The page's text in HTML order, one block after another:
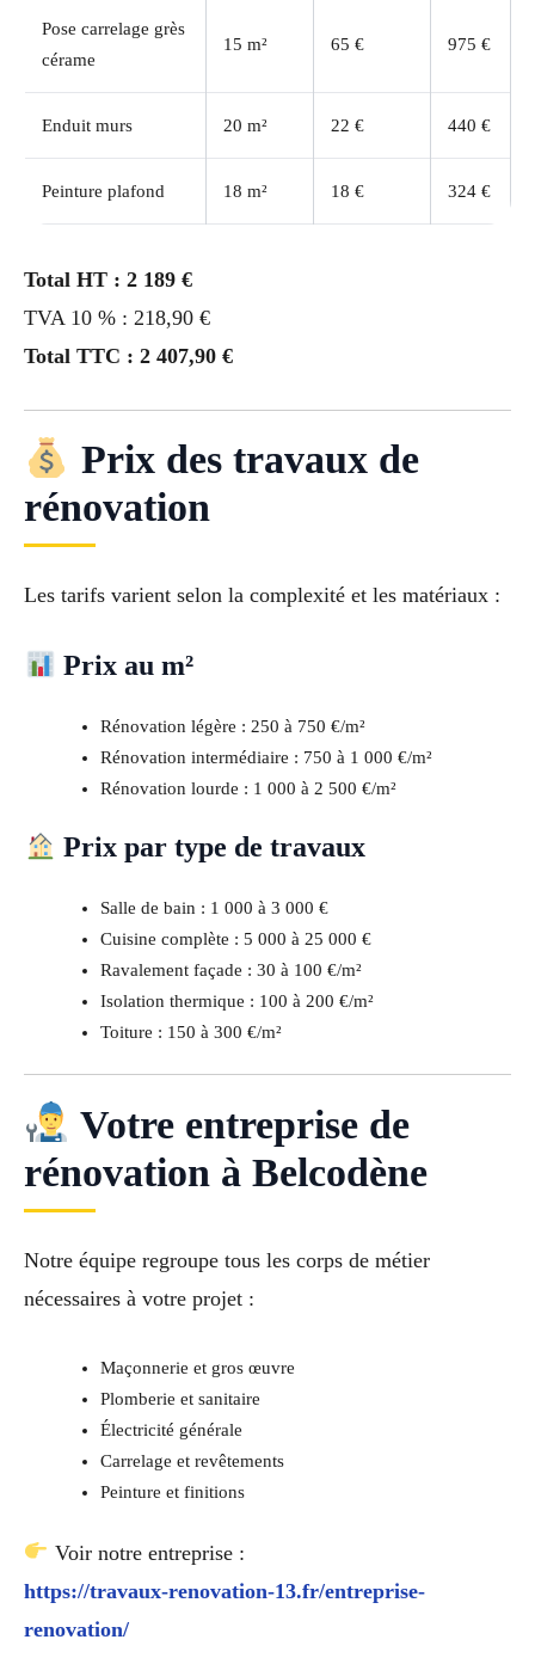
Pose carrelage grès
cérame
15 m² 65 € 975 €
Enduit murs 20 m² 22 € 440 €
Peinture plafond 18 m² 18 € 324 €
Total HT : 2 189 €
TVA 10 % : 218,90 €
Total TTC : 2 407,90 €
Prix des travaux de
rénovation
Les tarifs varient selon la complexité et les matériaux :
Prix au m²
Rénovation légère : 250 à 750 €/m²
Rénovation intermédiaire : 750 à 1 000 €/m²
Rénovation lourde : 1 000 à 2 500 €/m²
Prix par type de travaux
Salle de bain : 1 000 à 3 000 €
Cuisine complète : 5 000 à 25 000 €
Ravalement façade : 30 à 100 €/m²
Isolation thermique : 100 à 200 €/m²
Toiture : 150 à 300 €/m²
Votre entreprise de
rénovation à Belcodène
Notre équipe regroupe tous les corps de métier
nécessaires à votre projet :
Maçonnerie et gros œuvre
Plomberie et sanitaire
Électricité générale
Carrelage et revêtements
Peinture et finitions
Voir notre entreprise :
https://travaux-renovation-13.fr/entreprise-
renovation/